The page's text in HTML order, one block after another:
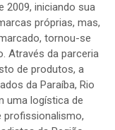
2009, iniciando sua
próprias, mas,
tornou-se
Através da parceria
de produtos, a
da Paraíba, Rio
uma logística de
profissionalismo,